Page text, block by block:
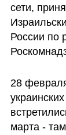
сети,
России по
28
марта -